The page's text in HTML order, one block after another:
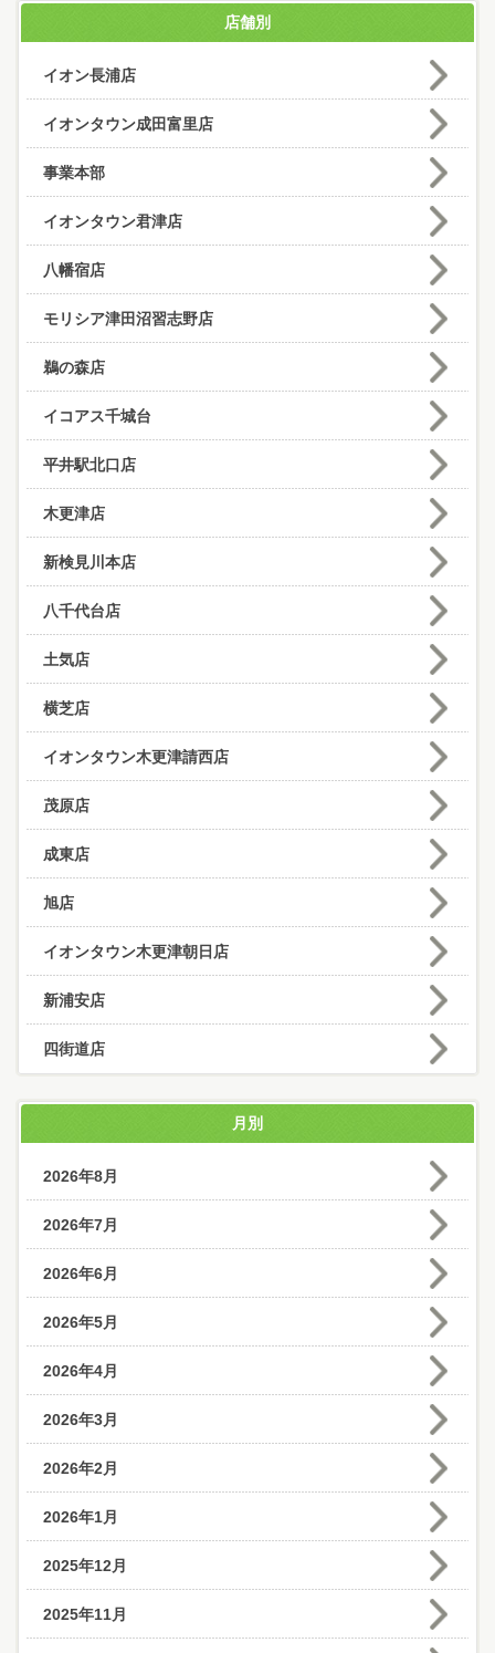
店舗別
イオン長浦店
イオンタウン成田富里店
事業本部
イオンタウン君津店
八幡宿店
モリシア津田沼習志野店
鵜の森店
イコアス千城台
平井駅北口店
木更津店
新検見川本店
八千代台店
土気店
横芝店
イオンタウン木更津請西店
茂原店
成東店
旭店
イオンタウン木更津朝日店
新浦安店
四街道店
月別
2026年8月
2026年7月
2026年6月
2026年5月
2026年4月
2026年3月
2026年2月
2026年1月
2025年12月
2025年11月